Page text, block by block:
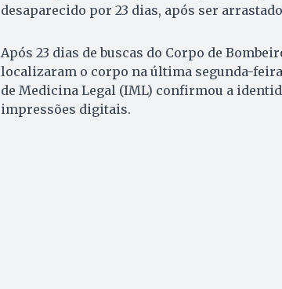
desaparecido por 23 dias, após ser
Após 23 dias de buscas do Corpo de
localizaram o corpo na última segunda-
de Medicina Legal (IML) confirmou a
impressões digitais.